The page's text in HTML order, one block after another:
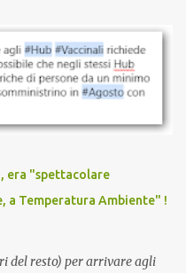
parlare di ricompense,
mai visto
fatto. Se non sei stato
di farti sentire una
un vaccino che minacci le
di sussistenza, il lavoro o la
che permettesse a un
genitori. Dopo tutti i vaccini
era "spettacolare
a Temperatura Ambiente" !
del resto) per arrivare agli